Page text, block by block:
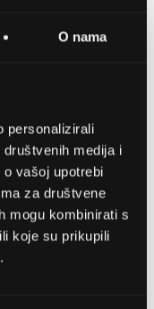
O nama
personalizirali
medija i
vašoj upotrebi
za društvene
mogu kombinirati s
koje su prikupili
1